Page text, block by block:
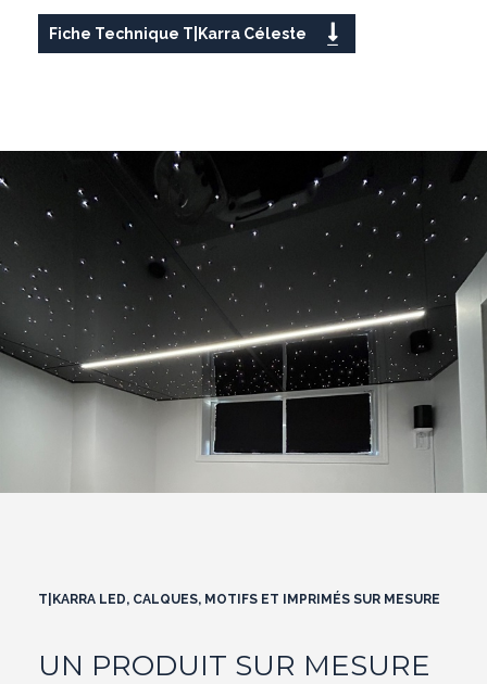
Fiche Technique T|Karra Céleste
T|KARRA LED, CALQUES, MOTIFS ET IMPRIMÉS SUR MESURE
UN PRODUIT SUR MESURE